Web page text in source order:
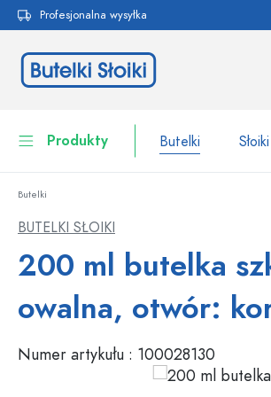
Przejdź do głównej
Profesjonalna wysyłka
Produkty Butelki Słoiki
Naczynia
Opakowania kosmetyczne
Butelki
BUTELKI SŁOIKI
200 ml butelka
owalna, otwór:
Numer artykułu : 100028130